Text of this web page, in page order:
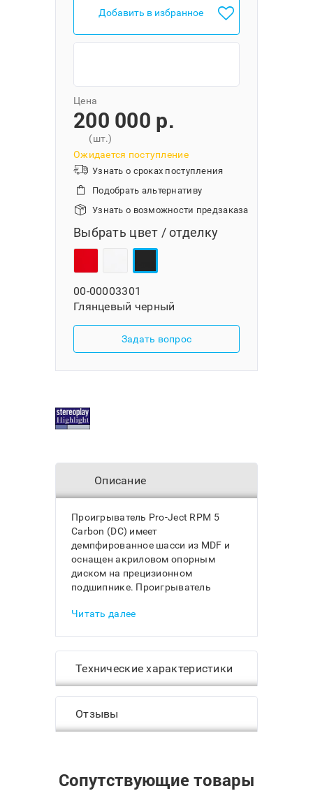
Добавить в избранное
Цена
200 000 p.
(шт.)
Ожидается поступление
Узнать о сроках поступления
Подобрать альтернативу
Узнать о возможности предзаказа
Выбрать цвет / отделку
00-00003301
Глянцевый черный
Задать вопрос
Описание
Проигрыватель Pro-Ject RPM 5
Carbon (DC) имеет
демпфированное шасси из MDF и
оснащен акриловом опорным
диском на прецизионном
подшипнике. Проигрыватель
тонармом EVO.
RPM 5 Carbon (DC) имеет шасси
необычной формы, которое
благодаря своей конструкции
надежно защищает его от
вибраций. Шасси изготовлено из
устанавливается на регулируемые
Читать далее
Технические характеристики
Отзывы
Сопутствующие товары